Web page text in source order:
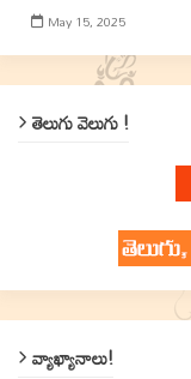
May 15, 2025
తెలుగు వెలుగు !
వ్యాఖ్యానాలు!